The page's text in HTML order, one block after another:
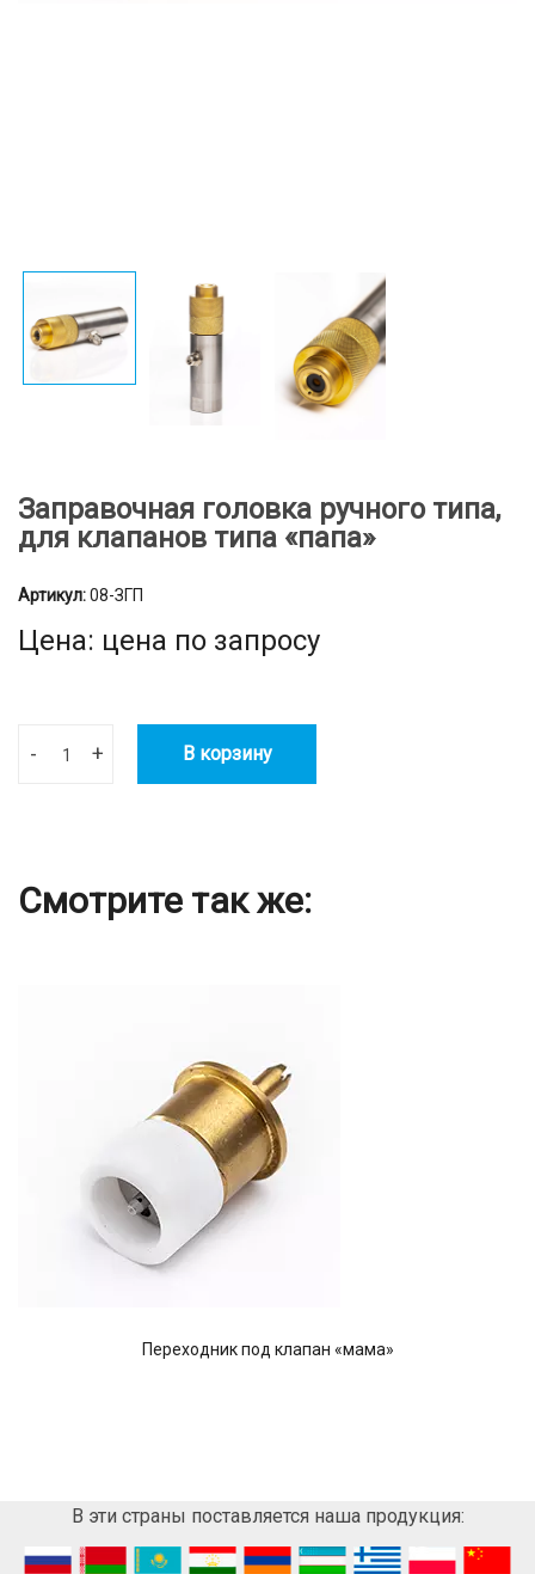
Заправочная головка ручного типа,
для клапанов типа «папа»
Артикул:08-ЗГП
Цена: цена по запросу
- + В корзину
Смотрите так же:
Переходник под клапан «мама»
В эти страны поставляется наша продукция: